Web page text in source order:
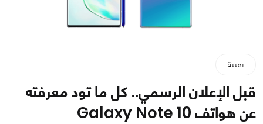
تقنية
قبل الإعلان الرسمي.. كل ما تود معرفته
عن هواتف Galaxy Note 10